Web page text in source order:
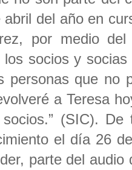
abril del año en
por medio del
los socios y
personas que no
a Teresa
(SIC). De
el día 26
parte del audio